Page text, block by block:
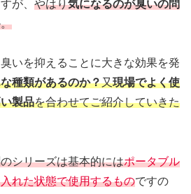
が、 やはり気になるのが臭いの問
いを抑えることに大きな効果を発
種類があるのか？又現場でよく使
製品を合わせてご紹介していきた
シリーズは基本的にはポータブル
れた状態で使用するものですの